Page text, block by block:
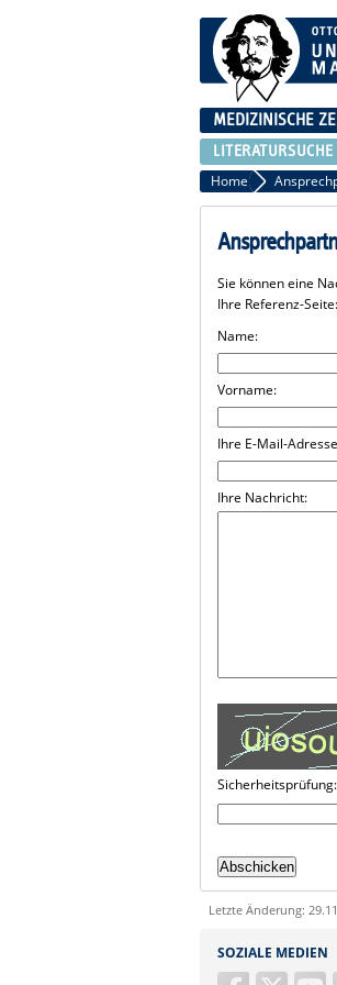
MEDIZINISCHE
LITERATURSUCHE
Home
Sie können eine
Ihre Referenz-Seite:
Name:
Vorname:
Ihre E-Mail-
Ihre Nachricht:
Sicherheitsprüfung:
Letzte Änderung:
SOZIALE MEDIEN